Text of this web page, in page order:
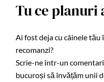
Tu ce planuri
Ai fost deja cu câinele tău
recomanzi?
Scrie-ne într-un
bucuroși să învățăm unii